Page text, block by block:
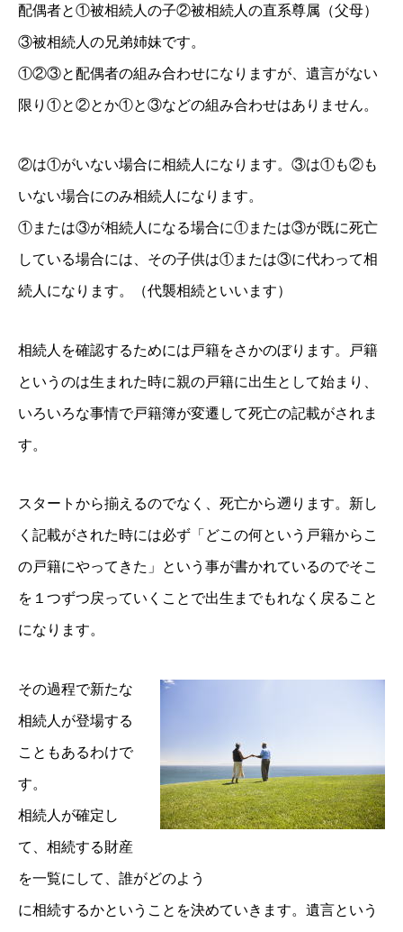
配偶者と①被相続人の子②被相続人の直系尊属（父母）
③被相続人の兄弟姉妹です。
①②③と配偶者の組み合わせになりますが、遺言がない
限り①と②とか①と③などの組み合わせはあり ません。
②は①がいない場合に相続人になります。③は①も②も
いない場合にのみ相続人になります。
①または③が相続人になる場合に①または③が既に死亡
している場合には、その子供は①または③に代わって相
続人になります。（代襲相続といいます）
相続人を確認するためには戸籍をさかのぼります。戸籍
というのは生まれた時に親の戸籍に出生として始まり、
いろいろな事情で戸籍簿が変遷して死亡の記載がされま
す。
スタートから揃えるのでなく、死亡から遡ります。新し
く記載がされた時には必ず「どこの何という戸籍からこ
の戸籍にやってきた」という事が書かれているのでそこ
を１つずつ戻っていくことで出生までもれなく戻ること
になります。
その過程で新たな
相続人が登場する
こともあるわけで
す。
相続人が確定し
て、相続する財産
を一覧にして、誰がどのよう
に相続するかということを決めていきます。遺言という